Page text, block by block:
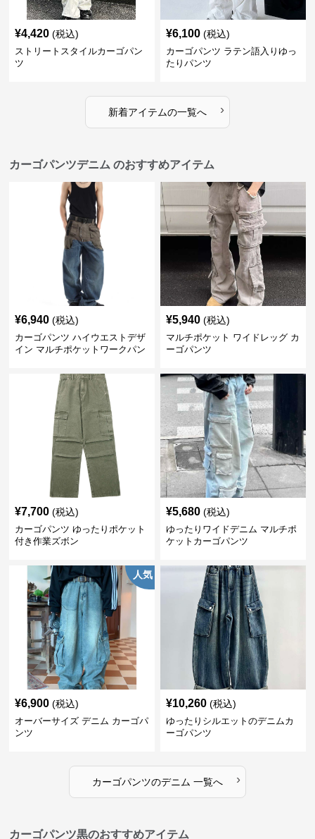
¥4,420 (税込)
ストリートスタイルカーゴパン
ツ
¥6,100 (税込)
カーゴパンツ ラテン語入りゆっ
たりパンツ
新着アイテムの一覧へ ›
カーゴパンツデニム のおすすめアイテム
¥6,940 (税込)
カーゴパンツ ハイウエストデザ
イン マルチポケットワークパン
¥5,940 (税込)
マルチポケット ワイドレッグ カ
ーゴパンツ
¥7,700 (税込)
カーゴパンツ ゆったりポケット
付き作業ズボン
¥5,680 (税込)
ゆったりワイドデニム マルチポ
ケットカーゴパンツ
人気
¥6,900 (税込)
オーバーサイズ デニム カーゴパ
ンツ
¥10,260 (税込)
ゆったりシルエットのデニムカ
ーゴパンツ
カーゴパンツのデニム 一覧へ ›
カーゴパンツ黒のおすすめアイテム